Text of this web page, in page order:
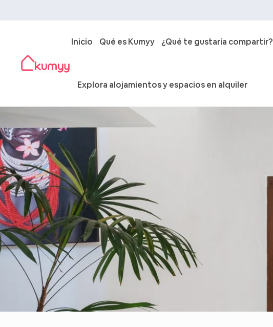
Inicio Qué es Kumyy ¿Qué te gustaría compartir?
Explora alojamientos y espacios en alquiler